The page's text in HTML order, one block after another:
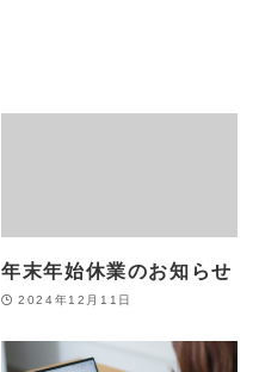
年末年始休業のお知らせ
2024年12月11日